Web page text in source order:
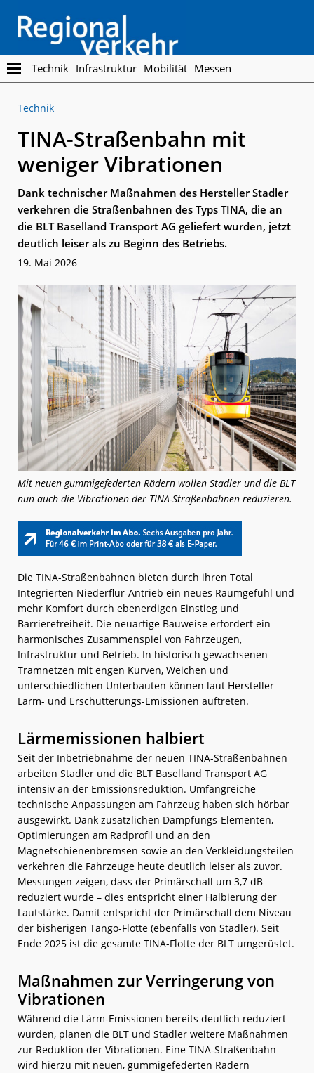
main
content
footer
Regionalverkehr
Die
Fachzeitschrift
den
Personennahverkehr
Technik Infrastruktur Mobilität Messen
Technik
TINA-Straßenbahn mit
weniger Vibrationen
Dank technischer Maßnahmen des Hersteller Stadler
verkehren die Straßenbahnen des Typs TINA, die an
die BLT Baselland Transport AG geliefert wurden, jetzt
deutlich leiser als zu Beginn des Betriebs.
19. Mai 2026
Mit neuen gummigefederten Rädern wollen Stadler und die BLT
nun auch die Vibrationen der TINA-Straßenbahnen reduzieren.
Die TINA-Straßenbahnen bieten durch ihren Total
Integrierten Niederflur-Antrieb ein neues Raumgefühl und
mehr Komfort durch ebenerdigen Einstieg und
Barrierefreiheit. Die neuartige Bauweise erfordert ein
harmonisches Zusammenspiel von Fahrzeugen,
Infrastruktur und Betrieb. In historisch gewachsenen
Tramnetzen mit engen Kurven, Weichen und
unterschiedlichen Unterbauten können laut Hersteller
Lärm- und Erschütterungs-Emissionen auftreten.
Lärmemissionen halbiert
Seit der Inbetriebnahme der neuen TINA-Straßenbahnen
arbeiten Stadler und die BLT Baselland Transport AG
intensiv an der Emissionsreduktion. Umfangreiche
technische Anpassungen am Fahrzeug haben sich hörbar
ausgewirkt. Dank zusätzlichen Dämpfungs-Elementen,
Optimierungen am Radprofil und an den
Magnetschienenbremsen sowie an den Verkleidungsteilen
verkehren die Fahrzeuge heute deutlich leiser als zuvor.
Messungen zeigen, dass der Primärschall um 3,7 dB
reduziert wurde – dies entspricht einer Halbierung der
Lautstärke. Damit entspricht der Primärschall dem Niveau
der bisherigen Tango-Flotte (ebenfalls von Stadler). Seit
Ende 2025 ist die gesamte TINA-Flotte der BLT umgerüstet.
Maßnahmen zur Verringerung von
Vibrationen
Während die Lärm-Emissionen bereits deutlich reduziert
wurden, planen die BLT und Stadler weitere Maßnahmen
zur Reduktion der Vibrationen. Eine TINA-Straßenbahn
wird hierzu mit neuen, gummigefederten Rädern